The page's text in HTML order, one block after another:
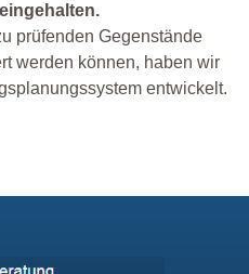
prüfenden Gegenstände
werden können, haben wir
entwickelt.